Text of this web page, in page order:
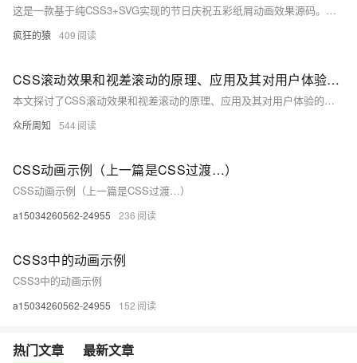
这是一款基于纯CSS3+SVG实现的节日庆祝五彩纸屑动画效果源码。画面中左下角是一个圆锥形礼炮卡通效果，呈现出节日庆祝时礼花爆破、五彩纸屑纷飞的动画特效。整体动画效果采用纯css3+svg实现，没有引入任何外部图形或js脚本元素。建议使用支持HTML5与css3效果较好的火狐(Firefox)或谷歌(Chrome)等浏览器预览本源码。
疯狂的猿 409
CSS滚动效果和视差滚动的原理、应用及其对用户体验的影响。从平滑滚动到元素跟随，再到滚动触发动画
本文探讨了CSS滚动效果和视差滚动的原理、应用及其对用户体验的影响。从平滑滚动到元素跟随，再到滚动触发动画，这些效果增强了页面的吸引力和互动性。视差滚动通过不同层次元素的差异化移动，增加了页面的深度感和沉浸感。文章还讨论了实现方法、性能优化及案例分析，旨在为设计师和开发者提供实用指导。
众所周知 544
CSS动画示例（上一篇是CSS过渡…）
CSS动画示例（上一篇是CSS过渡…）
a15034260562-24955 236
CSS3中的动画示例
CSS3中的动画示例
a15034260562-24955 152
热门文章 最新文章